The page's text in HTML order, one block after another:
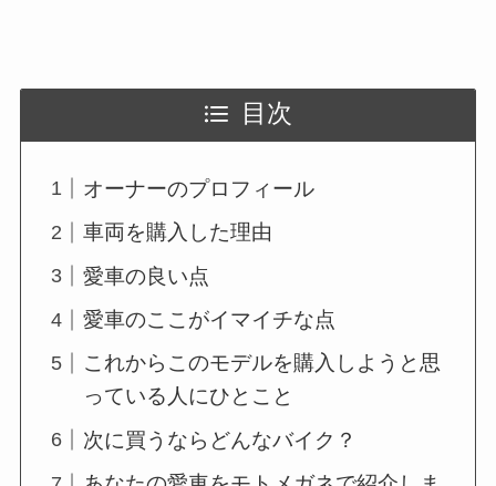
目次
オーナーのプロフィール
車両を購入した理由
愛車の良い点
愛車のここがイマイチな点
これからこのモデルを購入しようと思
っている人にひとこと
次に買うならどんなバイク？